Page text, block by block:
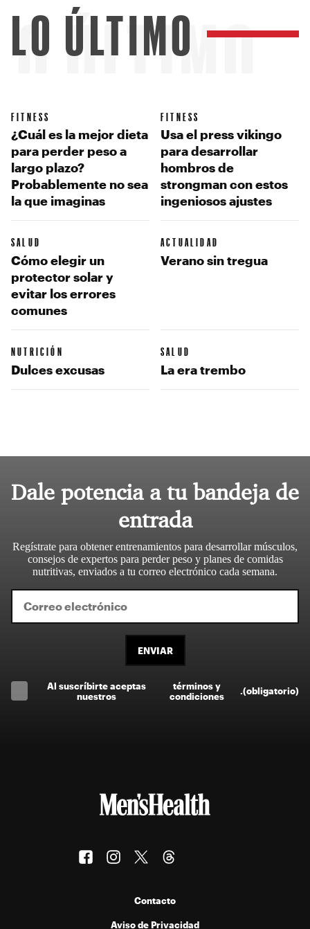
ÚLTIMO
LO ÚLTIMO
FITNESS
¿Cuál es la mejor dieta
para perder peso a
largo plazo?
Probablemente no sea
la que imaginas
FITNESS
Usa el press vikingo
para desarrollar
hombros de
strongman con estos
ingeniosos ajustes
SALUD
Cómo elegir un
protector solar y
evitar los errores
comunes
ACTUALIDAD
Verano sin tregua
NUTRICIÓN
Dulces excusas
SALUD
La era trembo
Dale potencia a tu bandeja de
entrada
Regístrate para obtener entrenamientos para desarrollar músculos,
consejos de expertos para perder peso y planes de comidas
nutritivas, enviados a tu correo electrónico cada semana.
ENVIAR
Al suscríbirte aceptas
nuestros
términos y
condiciones
.(obligatorio)
Contacto
Aviso de Privacidad